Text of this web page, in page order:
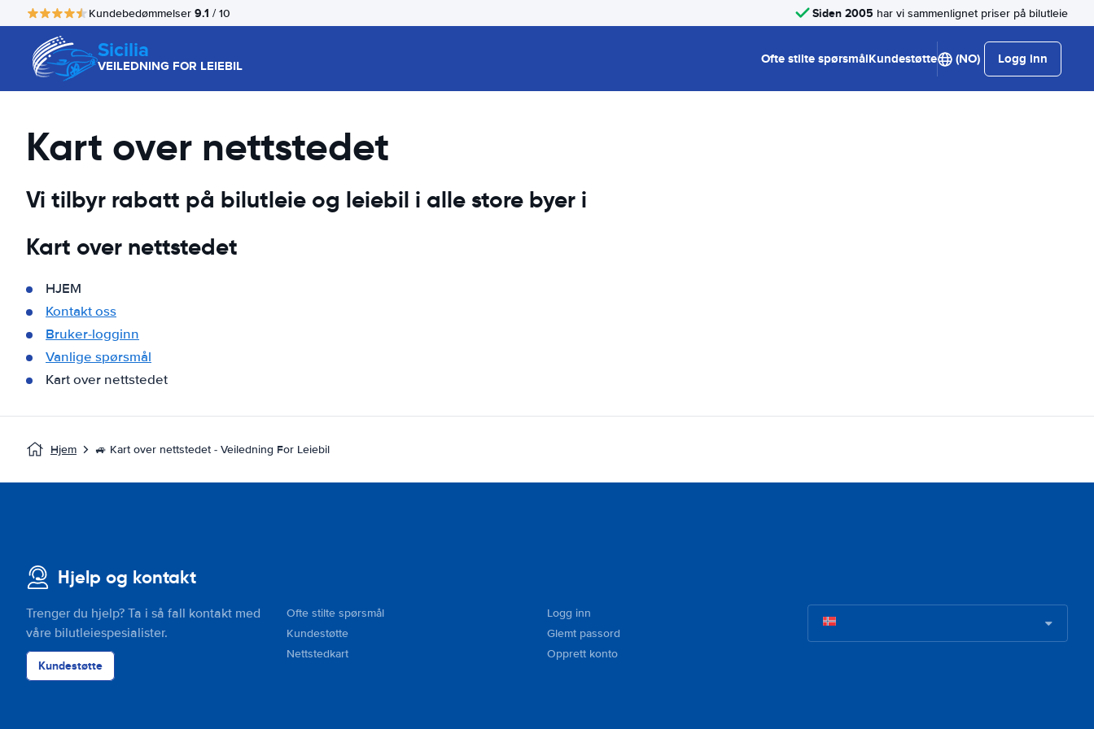
Kundebedømmelser 9.1 / 10 Siden 2005 har vi sammenlignet priser på bilutleie
Sicilia
VEILEDNING FOR LEIEBIL Ofte stilte spørsmålKundestøtte (NO) Logg inn
Kart over nettstedet
Vi tilbyr rabatt på bilutleie og leiebil i alle store byer i
Kart over nettstedet
HJEM
Kontakt oss
Bruker-logginn
Vanlige spørsmål
Kart over nettstedet
Hjem 🚙 Kart over nettstedet - Veiledning For Leiebil
Hjelp og kontakt
Trenger du hjelp? Ta i så fall kontakt med
våre bilutleiespesialister.
Kundestøtte
Ofte stilte spørsmål
Kundestøtte
Nettstedkart
Logg inn
Glemt passord
Opprett konto